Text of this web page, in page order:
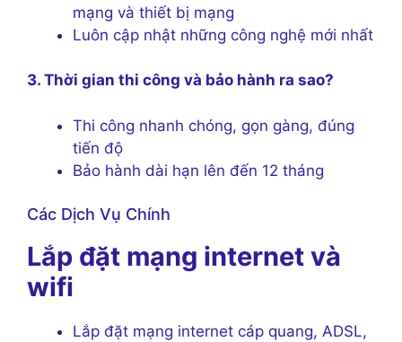
mạng và thiết bị mạng
Luôn cập nhật những công nghệ mới nhất
3. Thời gian thi công và bảo hành ra sao?
Thi công nhanh chóng, gọn gàng, đúng
tiến độ
Bảo hành dài hạn lên đến 12 tháng
Các Dịch Vụ Chính
Lắp đặt mạng internet và
wifi
Lắp đặt mạng internet cáp quang, ADSL,